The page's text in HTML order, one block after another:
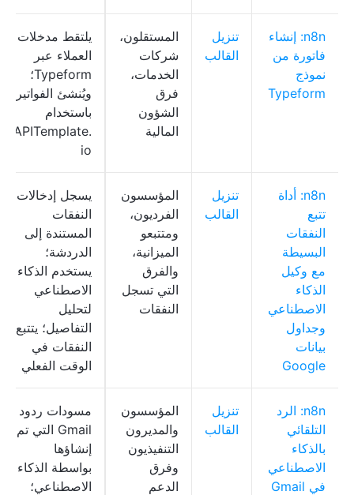
n8n: إنشاء
فاتورة من
نموذج
Typeform
تنزيل
القالب
المستقلون،
شركات
الخدمات،
فرق
الشؤون
المالية
يلتقط مدخلات
العملاء عبر
Typeform؛
ويُنشئ الفواتير
باستخدام
APITemplate.
io
n8n: أداة
تتبع
النفقات
البسيطة
مع وكيل
الذكاء
الاصطناعي
وجداول
بيانات
Google
تنزيل
القالب
المؤسسون
الفرديون،
ومتتبعو
الميزانية،
والفرق
التي تسجل
النفقات
يسجل إدخالات
النفقات
المستندة إلى
الدردشة؛
يستخدم الذكاء
الاصطناعي
لتحليل
التفاصيل؛ يتتبع
النفقات في
الوقت الفعلي
n8n: الرد
التلقائي
بالذكاء
الاصطناعي
في Gmail
تنزيل
القالب
المؤسسون
والمديرون
التنفيذيون
وفرق
الدعم
مسودات ردود
Gmail التي تم
إنشاؤها
بواسطة الذكاء
الاصطناعي؛